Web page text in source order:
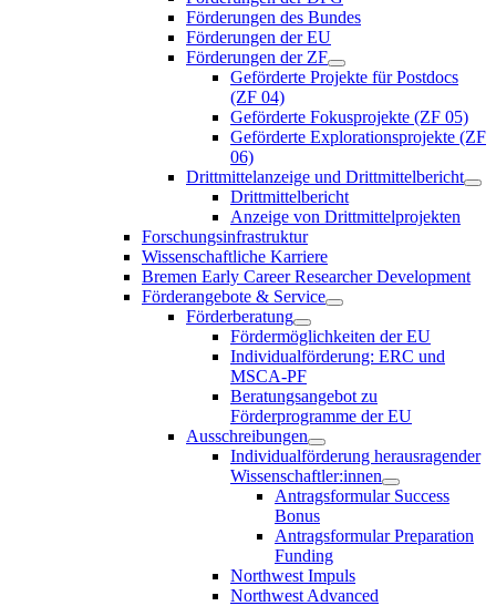
Förderungen des Bundes
Förderungen der EU
Förderungen der ZF
Geförderte Projekte für Postdocs
(ZF 04)
Geförderte Fokusprojekte (ZF 05)
Geförderte Explorationsprojekte (ZF
06)
Drittmittelanzeige und Drittmittelbericht
Drittmittelbericht
Anzeige von Drittmittelprojekten
Forschungsinfrastruktur
Wissenschaftliche Karriere
Bremen Early Career Researcher Development
Förderangebote & Service
Förderberatung
Fördermöglichkeiten der EU
Individualförderung: ERC und
MSCA-PF
Beratungsangebot zu
Förderprogramme der EU
Ausschreibungen
Individualförderung herausragender
Wissenschaftler:innen
Antragsformular Success
Bonus
Antragsformular Preparation
Funding
Northwest Impuls
Northwest Advanced